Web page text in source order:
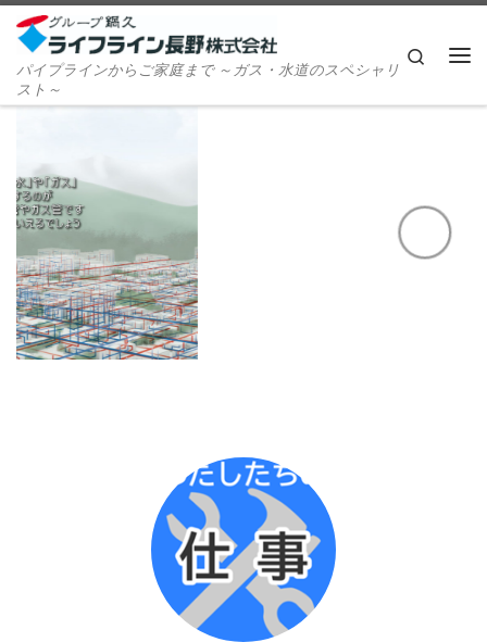
Skip to content
パイプラインからご家庭まで ～ガス・水道のスペシャリ
スト～
Search